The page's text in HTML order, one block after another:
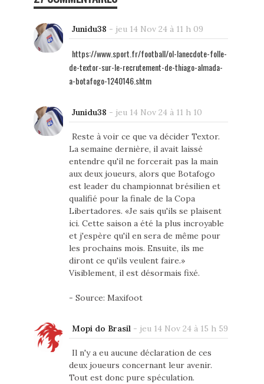
Junidu38 - jeu 14 Nov 24 à 11 h 09
https://www.sport.fr/football/ol-lanecdote-folle-
de-textor-sur-le-recrutement-de-thiago-almada-
a-botafogo-1240146.shtm
Junidu38 - jeu 14 Nov 24 à 11 h 10
Reste à voir ce que va décider Textor.
La semaine dernière, il avait laissé
entendre qu'il ne forcerait pas la main
aux deux joueurs, alors que Botafogo
est leader du championnat brésilien et
qualifié pour la finale de la Copa
Libertadores. «Je sais qu'ils se plaisent
ici. Cette saison a été la plus incroyable
et j'espère qu'il en sera de même pour
les prochains mois. Ensuite, ils me
diront ce qu'ils veulent faire.»
Visiblement, il est désormais fixé.
- Source: Maxifoot
Mopi do Brasil- jeu 14 Nov 24 à 15 h 59
Il n'y a eu aucune déclaration de ces
deux joueurs concernant leur avenir.
Tout est donc pure spéculation.